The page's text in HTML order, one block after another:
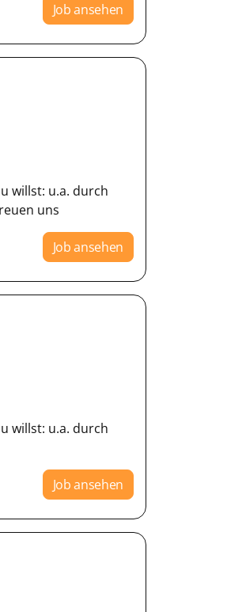
Job ansehen
willst: u.a. durch
uns
Job ansehen
willst: u.a. durch
Job ansehen